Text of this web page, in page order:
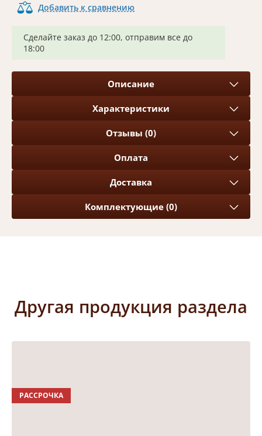
Добавить к сравнению
Сделайте заказ до 12:00, отправим все до
18:00
Описание
Характеристики
Отзывы (0)
Оплата
Доставка
Комплектующие (0)
Другая продукция раздела
РАССРОЧКА